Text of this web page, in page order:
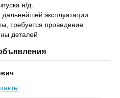
н/д.
эксплуатации
требуется проведение
деталей